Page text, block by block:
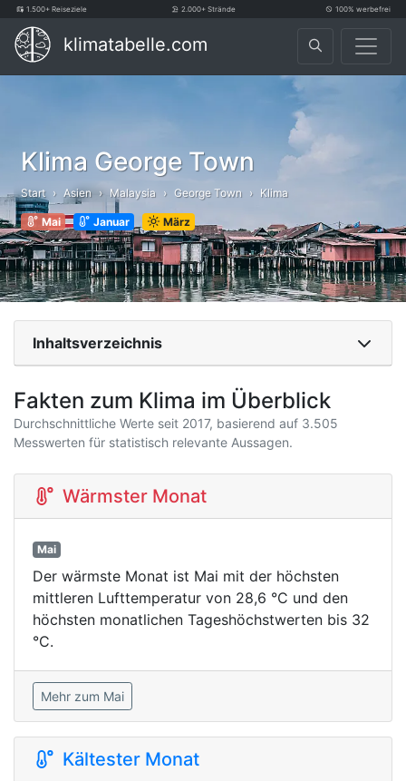
1.500+ Reiseziele 2.000+ Strände 100% werbefrei
klimatabelle.com
Klima George Town
Start Asien Malaysia George Town Klima
Mai Januar März
Inhaltsverzeichnis
Fakten zum Klima im Überblick
Durchschnittliche Werte seit 2017, basierend auf 3.505
Messwerten für statistisch relevante Aussagen.
Wärmster Monat
Mai
Der wärmste Monat ist Mai mit der höchsten
mittleren Lufttemperatur von 28,6 °C und den
höchsten monatlichen Tageshöchstwerten bis 32
°C.
Mehr zum Mai
Kältester Monat